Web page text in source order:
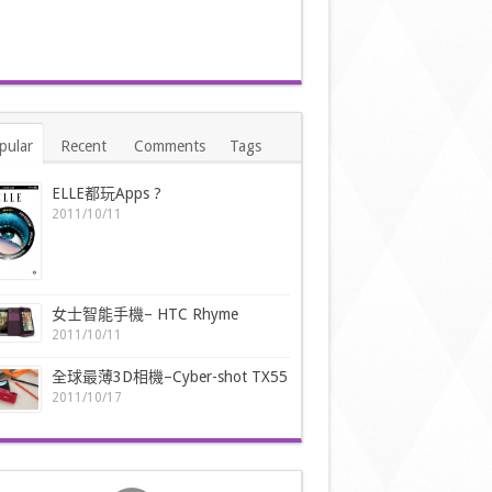
Recent Comments Tags
ELLE都玩Apps ?
2011/10/11
女士智能手機– HTC Rhyme
2011/10/11
全球最薄3D相機–Cyber-shot TX55
2011/10/17